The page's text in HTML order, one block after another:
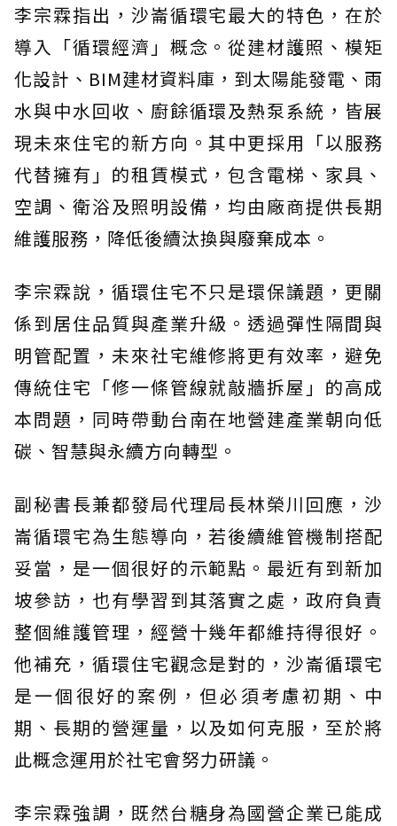
李宗霖指出，沙崙循環宅最大的特色，在於
導入「循環經濟」概念。從建材護照、模矩
化設計、BIM建材資料庫，到太陽能發電、雨
水與中水回收、廚餘循環及熱泵系統，皆展
現未來住宅的新方向。其中更採用「以服務
代替擁有」的租賃模式，包含電梯、家具、
空調、衛浴及照明設備，均由廠商提供長期
維護服務，降低後續汰換與廢棄成本。
李宗霖說，循環住宅不只是環保議題，更關
係到居住品質與產業升級。透過彈性隔間與
明管配置，未來社宅維修將更有效率，避免
傳統住宅「修一條管線就敲牆拆屋」的高成
本問題，同時帶動台南在地營建產業朝向低
碳、智慧與永續方向轉型。
副秘書長兼都發局代理局長林榮川回應，沙
崙循環宅為生態導向，若後續維管機制搭配
妥當，是一個很好的示範點。最近有到新加
坡參訪，也有學習到其落實之處，政府負責
整個維護管理，經營十幾年都維持得很好。
他補充，循環住宅觀念是對的，沙崙循環宅
是一個很好的案例，但必須考慮初期、中
期、長期的營運量，以及如何克服，至於將
此概念運用於社宅會努力研議。
李宗霖強調，既然台糖身為國營企業已能成